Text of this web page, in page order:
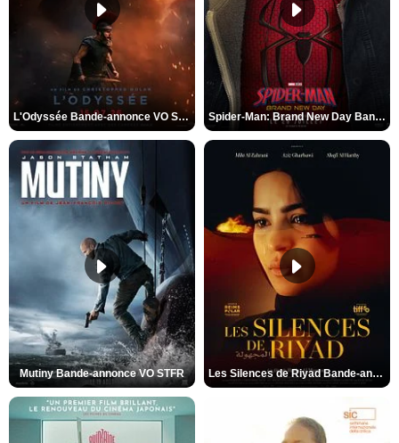
L'Odyssée Bande-annonce VO STFR Spider-Man: Brand New Day Bande-annonce VO STFR
Mutiny Bande-annonce VO STFR Les Silences de Riyad Bande-annonce VO STFR